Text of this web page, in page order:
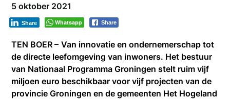
5 oktober 2021
Whatsapp Share
Share
TEN BOER – Van innovatie en ondernemerschap tot
de directe leefomgeving van inwoners. Het bestuur
van Nationaal Programma Groningen stelt ruim vijf
miljoen euro beschikbaar voor vijf projecten van de
provincie Groningen en de gemeenten Het Hogeland